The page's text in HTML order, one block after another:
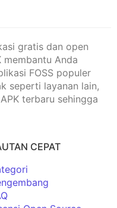
gratis dan open
membantu Anda
FOSS populer
seperti layanan lain,
terbaru sehingga
CEPAT